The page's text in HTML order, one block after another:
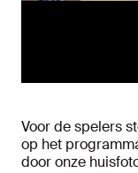
Voor de spelers
op het
door onze